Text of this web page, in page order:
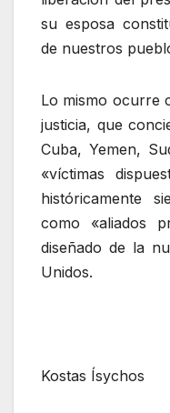
su esposa
de nuestros
Lo mismo ocurre
justicia, que
Cuba, Yemen,
«víctimas
históricamente
como «aliados
diseñado de la
Unidos.
Kostas Ísychos